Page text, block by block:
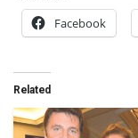
Facebook
Related